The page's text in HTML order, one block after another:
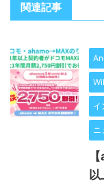
関連記事
イ
ニ
以